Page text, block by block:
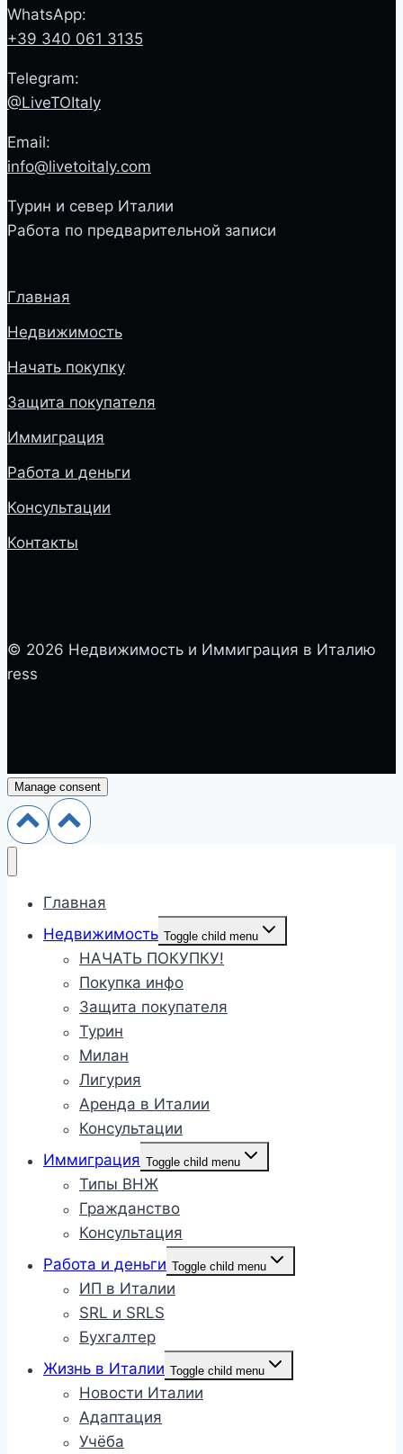
WhatsApp:
+39 340 061 3135
Telegram:
@LiveTOItaly
Email:
info@livetoitaly.com
Турин и север Италии
Работа по предварительной записи
Главная
Недвижимость
Начать покупку
Защита покупателя
Иммиграция
Работа и деньги
Консультации
Контакты
© 2026 Недвижимость и Иммиграция в Италию
ress
Manage consent
Главная
Недвижимость Toggle child menu
НАЧАТЬ ПОКУПКУ!
Покупка инфо
Защита покупателя
Турин
Милан
Лигурия
Аренда в Италии
Консультации
Иммиграция Toggle child menu
Типы ВНЖ
Гражданство
Консультация
Работа и деньги Toggle child menu
ИП в Италии
SRL и SRLS
Бухгалтер
Жизнь в Италии Toggle child menu
Новости Италии
Адаптация
Учёба